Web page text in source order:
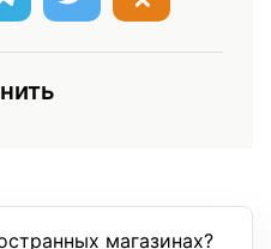
магазинах?